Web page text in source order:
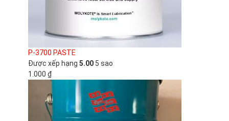
P-3700 PASTE
Được xếp hạng 5.00 5 sao
1.000 ₫